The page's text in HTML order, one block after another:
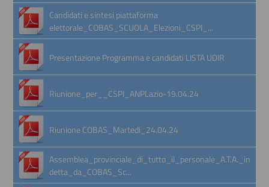
Candidati e sintesi piattaforma
elettorale_COBAS_SCUOLA_Elezioni_CSPI_...
Presentazione Programma e candidati LISTA UDIR
Riunione_per__CSPI_ANPLazio-19.04.24
Riunione COBAS_Martedi_24.04.24
Assemblea_provinciale_di_tutto_il_personale_A.T.A._in
detta_da_COBAS_Sc...